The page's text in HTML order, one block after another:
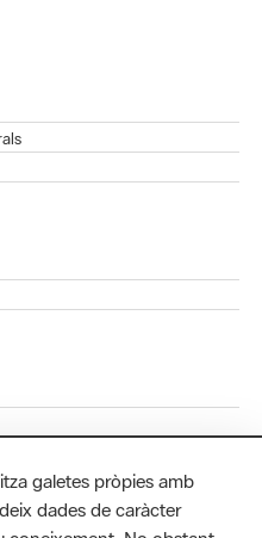
galetes pròpies amb
dades de caràcter